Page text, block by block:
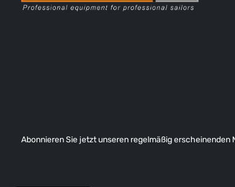
Abonnieren Sie jetzt unseren regelmäßig